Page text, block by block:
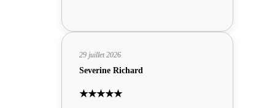
29 juillet 2026
Severine Richard
★★★★★